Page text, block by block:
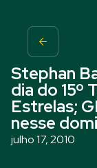
Stephan
dia do 15º
Estrelas;
nesse
julho 17, 2010